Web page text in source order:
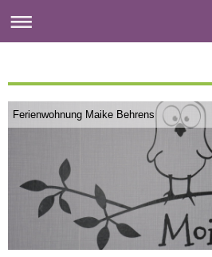
Ferienwohnung Maike Behrens